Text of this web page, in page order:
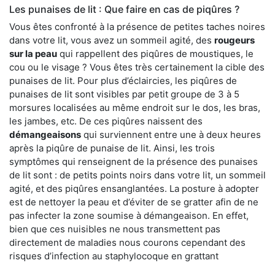
Les punaises de lit : Que faire en cas de piqûres ?
Vous êtes confronté à la présence de petites taches noires
dans votre lit, vous avez un sommeil agité, des rougeurs
sur la peau qui rappellent des piqûres de moustiques, le
cou ou le visage ? Vous êtes très certainement la cible des
punaises de lit. Pour plus d’éclaircies, les piqûres de
punaises de lit sont visibles par petit groupe de 3 à 5
morsures localisées au même endroit sur le dos, les bras,
les jambes, etc. De ces piqûres naissent des
démangeaisons qui surviennent entre une à deux heures
après la piqûre de punaise de lit. Ainsi, les trois
symptômes qui renseignent de la présence des punaises
de lit sont : de petits points noirs dans votre lit, un sommeil
agité, et des piqûres ensanglantées. La posture à adopter
est de nettoyer la peau et d’éviter de se gratter afin de ne
pas infecter la zone soumise à démangeaison. En effet,
bien que ces nuisibles ne nous transmettent pas
directement de maladies nous courons cependant des
risques d’infection au staphylocoque en grattant